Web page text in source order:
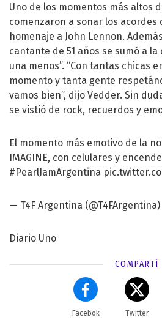
Uno de los momentos más altos
comenzaron a sonar los acordes
homenaje a John Lennon.
cantante de 51 años se sumó a la
una menos”. “Con tantas chicas
momento y tanta gente
vamos bien”, dijo Vedder. Sin
se vistió de rock, recuerdos y
El momento más emotivo de la
IMAGINE, con celulares y
#PearlJamArgentina
— T4F Argentina (@T4FArgentina)
Diario Uno
COMPARTÍ
Facebok Twitter